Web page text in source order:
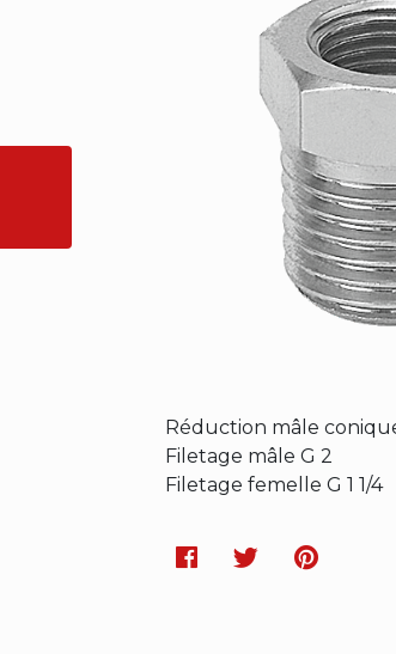
Réduction mâle
Filetage mâle G 2
Filetage femelle G 1 1/4
Facebook
Twitter